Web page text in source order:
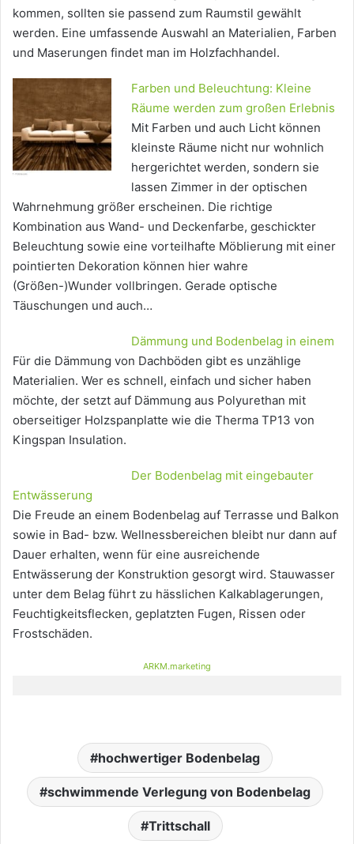
kommen, sollten sie passend zum Raumstil gewählt
werden. Eine umfassende Auswahl an Materialien, Farben
und Maserungen findet man im Holzfachhandel.
Farben und Beleuchtung: Kleine
Räume werden zum großen Erlebnis
Mit Farben und auch Licht können
kleinste Räume nicht nur wohnlich
hergerichtet werden, sondern sie
lassen Zimmer in der optischen
Wahrnehmung größer erscheinen. Die richtige
Kombination aus Wand- und Deckenfarbe, geschickter
Beleuchtung sowie eine vorteilhafte Möblierung mit einer
pointierten Dekoration können hier wahre
(Größen-)Wunder vollbringen. Gerade optische
Täuschungen und auch…
Dämmung und Bodenbelag in einem
Für die Dämmung von Dachböden gibt es unzählige
Materialien. Wer es schnell, einfach und sicher haben
möchte, der setzt auf Dämmung aus Polyurethan mit
oberseitiger Holzspanplatte wie die Therma TP13 von
Kingspan Insulation.
Der Bodenbelag mit eingebauter
Entwässerung
Die Freude an einem Bodenbelag auf Terrasse und Balkon
sowie in Bad- bzw. Wellnessbereichen bleibt nur dann auf
Dauer erhalten, wenn für eine ausreichende
Entwässerung der Konstruktion gesorgt wird. Stauwasser
unter dem Belag führt zu hässlichen Kalkablagerungen,
Feuchtigkeitsflecken, geplatzten Fugen, Rissen oder
Frostschäden.
ARKM.marketing
hochwertiger Bodenbelag
schwimmende Verlegung von Bodenbelag
Trittschall